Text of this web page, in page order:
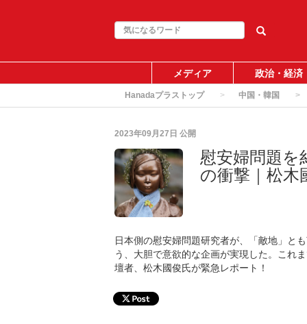
メディア 政治・経済
Hanadaプラストップ 中国・韓国
2023年09月27日 公開
慰安婦問題を
の衝撃｜松木
日本側の慰安婦問題研究者が、「敵地」と
う、大胆で意欲的な企画が実現した。これ
壇者、松木國俊氏が緊急レポート！